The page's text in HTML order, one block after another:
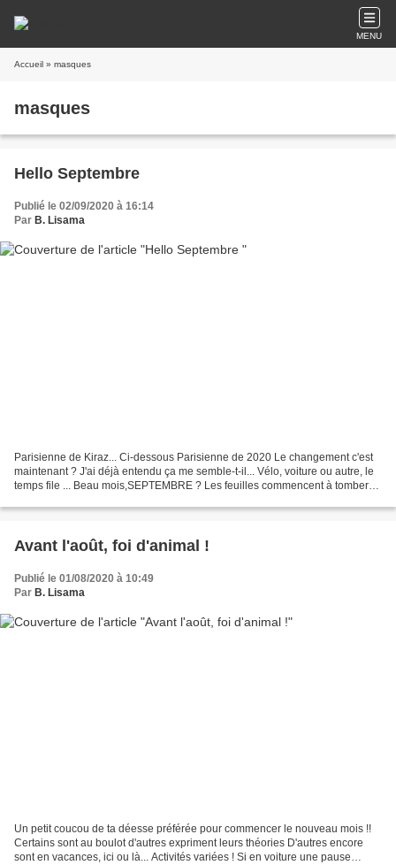
MENU
Accueil » masques
masques
Hello Septembre
Publié le 02/09/2020 à 16:14
Par B. Lisama
Parisienne de Kiraz... Ci-dessous Parisienne de 2020 Le changement c'est
maintenant ? J'ai déjà entendu ça me semble-t-il... Vélo, voiture ou autre, le
temps file ... Beau mois,SEPTEMBRE ? Les feuilles commencent à tomber
Avant l'août, foi d'animal !
Publié le 01/08/2020 à 10:49
Par B. Lisama
Un petit coucou de ta déesse préférée pour commencer le nouveau mois !!
Certains sont au boulot d'autres expriment leurs théories D'autres encore
sont en vacances, ici ou là... Activités variées ! Si en voiture une pause